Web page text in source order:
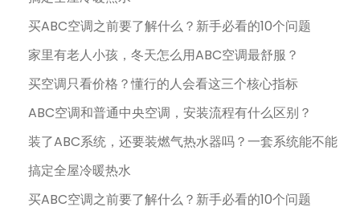
买ABC空调之前要了解什么？新手必看的10个问题
家里有老人小孩，冬天怎么用ABC空调最舒服？
买空调只看价格？懂行的人会看这三个核心指标
ABC空调和普通中央空调，安装流程有什么区别？
装了ABC系统，还要装燃气热水器吗？一套系统能不能
搞定全屋冷暖热水
买ABC空调之前要了解什么？新手必看的10个问题